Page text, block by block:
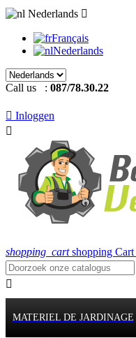
Nederlands 
Français
Nederlands
Call us : 087/78.30.22
 Inloggen

shopping_cart shopping Cart

MATERIEL DE JARDINAGE